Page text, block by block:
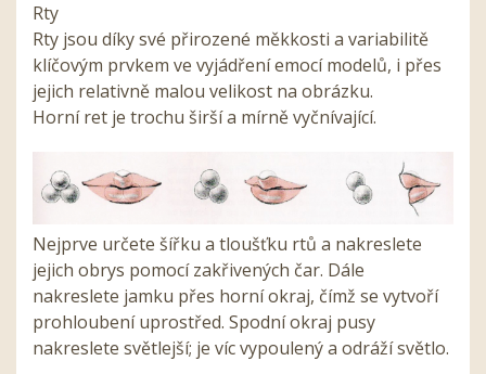
Rty
Rty jsou díky své přirozené měkkosti a variabilitě
klíčovým prvkem ve vyjádření emocí modelů, i přes
jejich relativně malou velikost na obrázku.
Horní ret je trochu širší a mírně vyčnívající.
Nejprve určete šířku a tloušťku rtů a nakreslete
jejich obrys pomocí zakřivených čar. Dále
nakreslete jamku přes horní okraj, čímž se vytvoří
prohloubení uprostřed. Spodní okraj pusy
nakreslete světlejší; je víc vypoulený a odráží světlo.